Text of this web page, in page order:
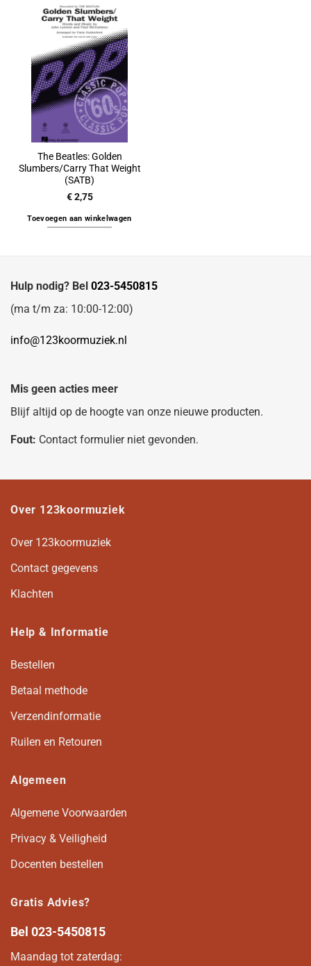
The Beatles: Golden
Slumbers/Carry That Weight
(SATB)
€2,75
Toevoegen aan winkelwagen
Hulp nodig? Bel 023-5450815
(ma t/m za: 10:00-12:00)
info@123koormuziek.nl
Mis geen acties meer
Blijf altijd op de hoogte van onze nieuwe producten.
Fout: Contact formulier niet gevonden.
Over 123koormuziek
Over 123koormuziek
Contact gegevens
Klachten
Help & Informatie
Bestellen
Betaal methode
Verzendinformatie
Ruilen en Retouren
Algemeen
Algemene Voorwaarden
Privacy & Veiligheid
Docenten bestellen
Gratis Advies?
Bel 023-5450815
Maandag tot zaterdag: